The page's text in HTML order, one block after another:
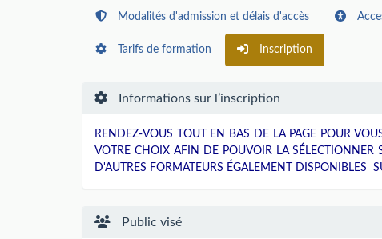
Modalités d'admission et délais d'accès
Tarifs de formation Inscription
Informations sur l’inscription
RENDEZ-VOUS TOUT EN BAS DE LA PAGE POUR
VOTRE CHOIX AFIN DE POUVOIR LA SÉLECTIONNER
D'AUTRES FORMATEURS ÉGALEMENT DISPONIBLES
Public visé